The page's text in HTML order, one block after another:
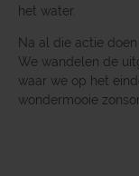
het water.
Na al die actie
We wandelen de
waar we op het
wondermooie